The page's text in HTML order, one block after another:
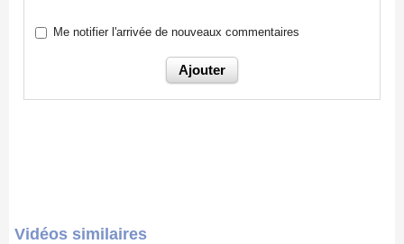
Vidéos similaires
Me notifier l'arrivée de nouveaux commentaires